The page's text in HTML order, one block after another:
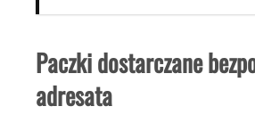
Paczki dostarczane
adresata